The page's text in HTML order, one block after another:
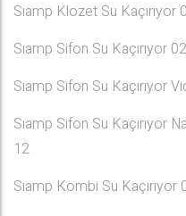
Sıamp Klozet Su
Sıamp Sifon Su Kaçırıyor
Sıamp Sifon Su Kaçırıyor
Sıamp Sifon Su Kaçırıyor
12
Sıamp Kombi Su